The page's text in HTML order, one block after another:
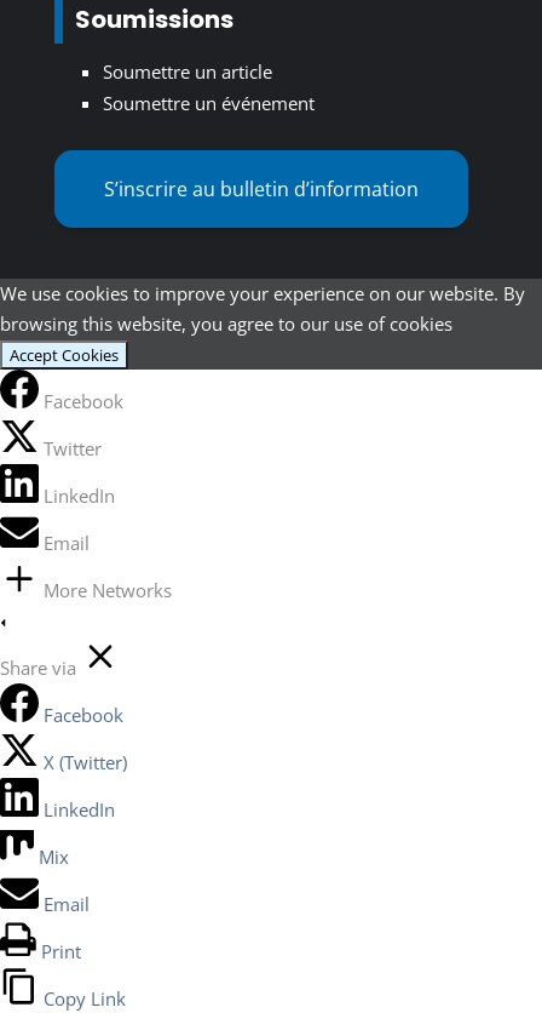
Soumissions
Soumettre un article
Soumettre un événement
S’inscrire au bulletin d’information
We use cookies to improve your experience on our website. By
browsing this website, you agree to our use of cookies
Accept Cookies
Facebook
Twitter
LinkedIn
Email
More Networks
Share via
Facebook
X (Twitter)
LinkedIn
Mix
Email
Print
Copy Link